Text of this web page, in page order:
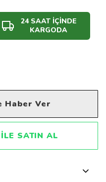
24 SAAT İÇİNDE
KARGODA
Haber Ver
SATIN AL